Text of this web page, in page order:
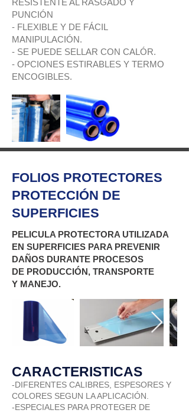
RESISTENTE AL RASGADO Y
PUNCIÓN
- FLEXIBLE Y DE FÁCIL
MANIPULACIÓN.
- SE PUEDE SELLAR CON CALÓR.
- OPCIONES ESTIRABLES Y TERMO
ENCOGIBLES.
FOLIOS PROTECTORES
PROTECCIÓN DE
SUPERFICIES
PELICULA PROTECTORA UTILIZADA
EN SUPERFICIES PARA PREVENIR
DAÑOS DURANTE PROCESOS
DE PRODUCCIÓN, TRANSPORTE
Y MANEJO.
CARACTERISTICAS
-DIFERENTES CALIBRES, ESPESORES Y
COLORES SEGUN LA APLICACIÓN.
-ESPECIALES PARA PROTEGER DE